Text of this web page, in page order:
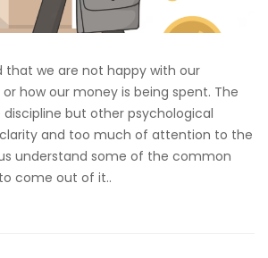
that we are not happy with our
how our money is being spent. The
but other psychological
and too much of attention to the
understand some of the common
come out of it..